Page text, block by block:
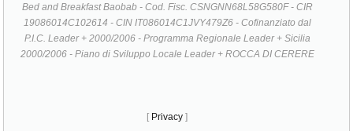
Bed and Breakfast Baobab - Cod. Fisc. CSNGNN68L58G580F - CIR
19086014C102614 - CIN IT086014C1JVY479Z6 - Cofinanziato dal
P.I.C. Leader + 2000/2006 - Programma Regionale Leader + Sicilia
2000/2006 - Piano di Sviluppo Locale Leader + ROCCA DI CERERE
[ Privacy ]